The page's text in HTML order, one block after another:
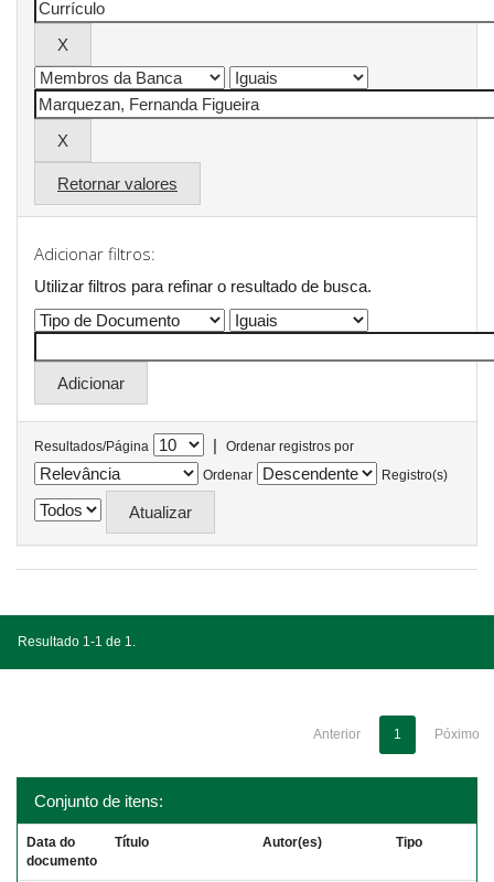
Retornar valores
Adicionar filtros:
Utilizar filtros para refinar o resultado de busca.
Resultados/Página |
Ordenar registros por
Ordenar
Registro(s)
Resultado 1-1 de 1.
Anterior 1 Póximo
Conjunto de itens:
Data do
documento
Título Autor(es) Tipo